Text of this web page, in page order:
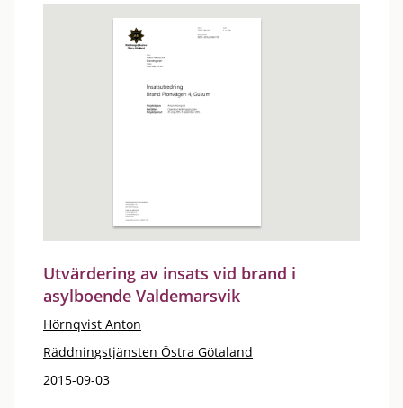
Utvärdering av insats vid brand i
asylboende Valdemarsvik
Hörnqvist Anton
Räddningstjänsten Östra Götaland
2015-09-03